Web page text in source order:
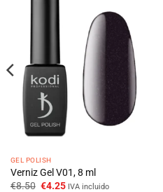
GEL POLISH
Verniz Gel V01, 8 ml
€8.50 O
€4.25OIVA incluido